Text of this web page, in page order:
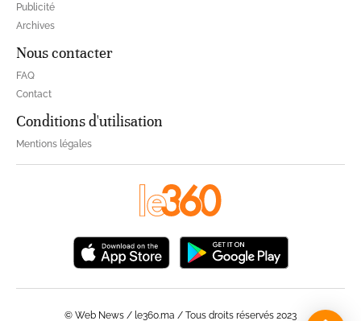
Publicité
Archives
Nous contacter
FAQ
Contact
Conditions d'utilisation
Mentions légales
© Web News / le360.ma / Tous droits réservés 2023